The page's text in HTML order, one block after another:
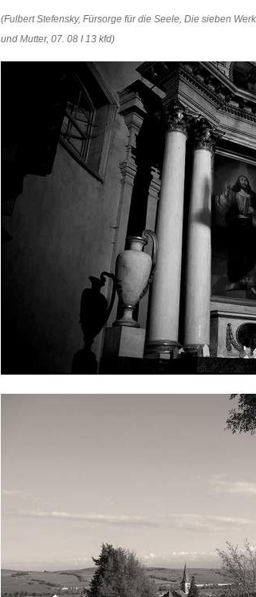
(Fulbert Stefensky, Fürsorge für die Seele, Die sieben
und Mutter, 07. 08 I 13 kfd)